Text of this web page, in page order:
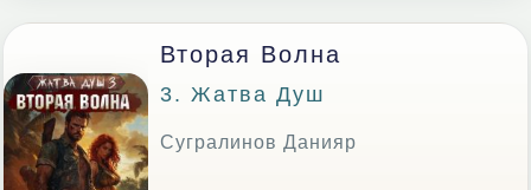
Вторая Волна
3. Жатва Душ
Сугралинов Данияр